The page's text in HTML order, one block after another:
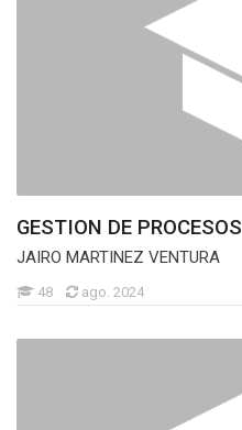
GESTION DE PROCESOS
JAIRO MARTINEZ VENTURA
48 ago. 2024